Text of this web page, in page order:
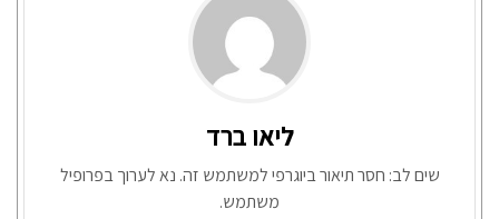
ליאו ברד
שים לב: חסר תיאור ביוגרפי למשתמש זה. נא לערוך בפרופיל
משתמש.